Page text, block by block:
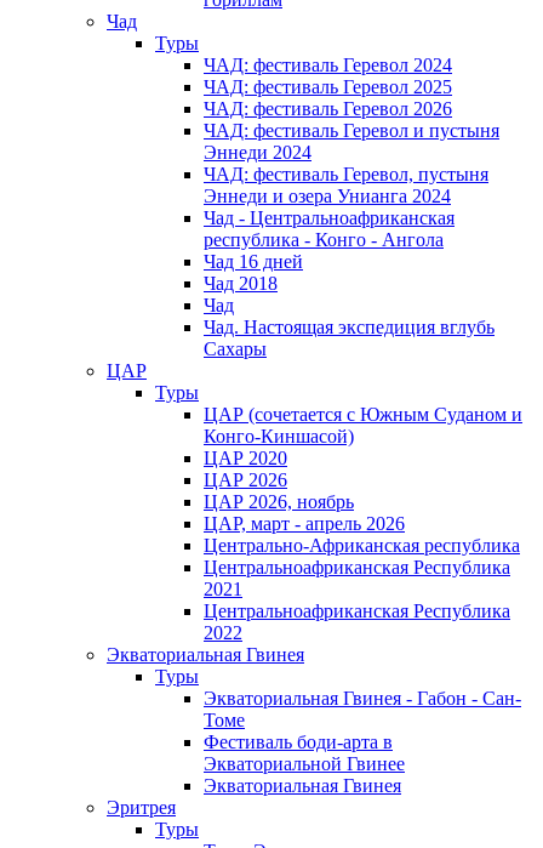
Чад
Туры
ЧАД: фестиваль Геревол 2024
ЧАД: фестиваль Геревол 2025
ЧАД: фестиваль Геревол 2026
ЧАД: фестиваль Геревол и пустыня
Эннеди 2024
ЧАД: фестиваль Геревол, пустыня
Эннеди и озера Унианга 2024
Чад - Центральноафриканская
республика - Конго - Ангола
Чад 16 дней
Чад 2018
Чад
Чад. Настоящая экспедиция вглубь
Сахары
ЦАР
Туры
ЦАР (сочетается с Южным Суданом и
Конго-Киншасой)
ЦАР 2020
ЦАР 2026
ЦАР 2026, ноябрь
ЦАР, март - апрель 2026
Центрально-Африканская республика
Центральноафриканская Республика
2021
Центральноафриканская Республика
2022
Экваториальная Гвинея
Туры
Экваториальная Гвинея - Габон - Сан-
Томе
Фестиваль боди-арта в
Экваториальной Гвинее
Экваториальная Гвинея
Эритрея
Туры